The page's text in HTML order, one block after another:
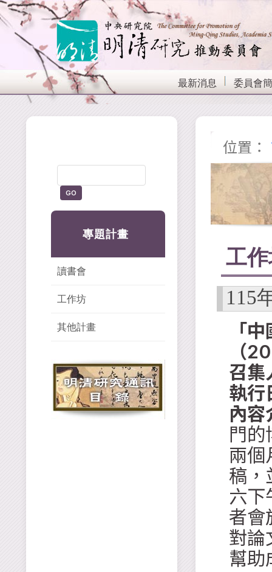
最新消息 委員會
專題計畫
讀書會
工作坊
其他計畫
位置：
工
115
「
（
召集
執行
內容
門
兩個
稿，
六下
者會
對論
幫助